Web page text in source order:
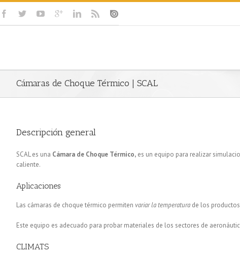
Cámaras de Choque Térmico | SCAL
Descripción general
SCAL es una Cámara de Choque Térmico, es un equipo para realizar
caliente.
Aplicaciones
Las cámaras de choque térmico permiten variar la temperatura de los
Este equipo es adecuado para probar materiales de los sectores de
CLIMATS